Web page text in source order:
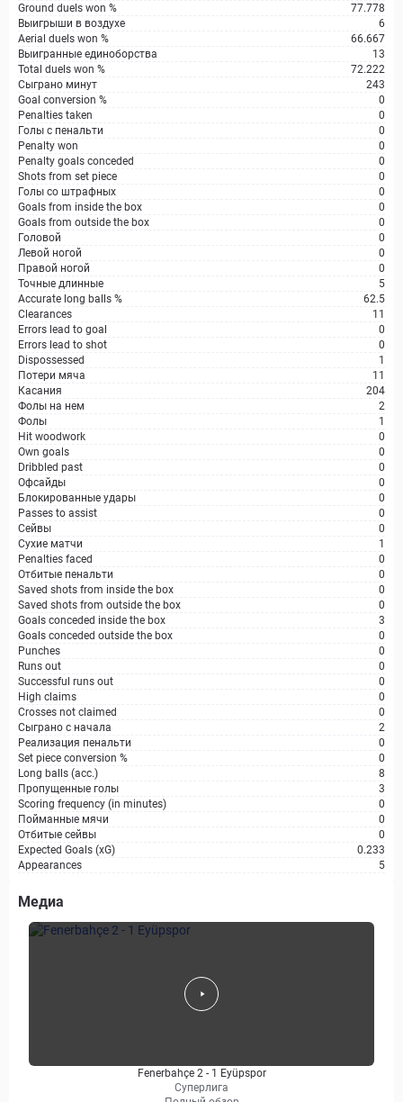
Ground duels won %
77.778
Выигрыши в воздухе
6
Aerial duels won %
66.667
Выигранные единоборства
13
Total duels won %
72.222
Сыграно минут
243
Goal conversion %
0
Penalties taken
0
Голы с пенальти
0
Penalty won
0
Penalty goals conceded
0
Shots from set piece
0
Голы со штрафных
0
Goals from inside the box
0
Goals from outside the box
0
Головой
0
Левой ногой
0
Правой ногой
0
Точные длинные
5
Accurate long balls %
62.5
Clearances
11
Errors lead to goal
0
Errors lead to shot
0
Dispossessed
1
Потери мяча
11
Касания
204
Фолы на нем
2
Фолы
1
Hit woodwork
0
Own goals
0
Dribbled past
0
Офсайды
0
Блокированные удары
0
Passes to assist
0
Сейвы
0
Сухие матчи
1
Penalties faced
0
Отбитые пенальти
0
Saved shots from inside the box
0
Saved shots from outside the box
0
Goals conceded inside the box
3
Goals conceded outside the box
0
Punches
0
Runs out
0
Successful runs out
0
High claims
0
Crosses not claimed
0
Сыграно с начала
2
Реализация пенальти
0
Set piece conversion %
0
Long balls (acc.)
8
Пропущенные голы
3
Scoring frequency (in minutes)
0
Пойманные мячи
0
Отбитые сейвы
0
Expected Goals (xG)
0.233
Appearances
5
Медиа
Fenerbahçe 2 - 1 Eyüpspor
Суперлига